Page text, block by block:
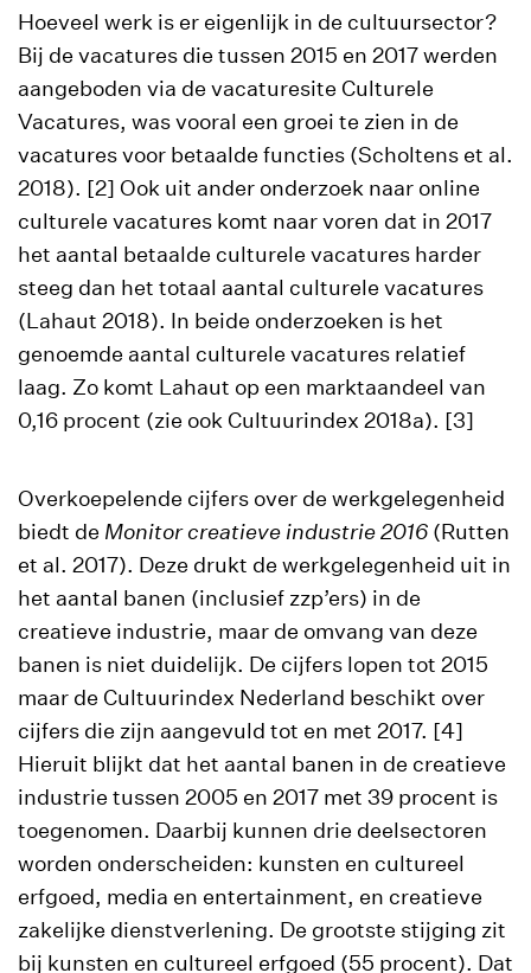
Hoeveel werk is er eigenlijk in de cultuursector?
Bij de vacatures die tussen 2015 en 2017 werden
aangeboden via de vacaturesite Culturele
Vacatures, was vooral een groei te zien in de
vacatures voor betaalde functies (Scholtens et al.
2018). [2] Ook uit ander onderzoek naar online
culturele vacatures komt naar voren dat in 2017
het aantal betaalde culturele vacatures harder
steeg dan het totaal aantal culturele vacatures
(Lahaut 2018). In beide onderzoeken is het
genoemde aantal culturele vacatures relatief
laag. Zo komt Lahaut op een marktaandeel van
0,16 procent (zie ook Cultuurindex 2018a). [3]
Overkoepelende cijfers over de werkgelegenheid
biedt de Monitor creatieve industrie 2016 (Rutten
et al. 2017). Deze drukt de werkgelegenheid uit in
het aantal banen (inclusief zzp’ers) in de
creatieve industrie, maar de omvang van deze
banen is niet duidelijk. De cijfers lopen tot 2015
maar de Cultuurindex Nederland beschikt over
cijfers die zijn aangevuld tot en met 2017. [4]
Hieruit blijkt dat het aantal banen in de creatieve
industrie tussen 2005 en 2017 met 39 procent is
toegenomen. Daarbij kunnen drie deelsectoren
worden onderscheiden: kunsten en cultureel
erfgoed, media en entertainment, en creatieve
zakelijke dienstverlening. De grootste stijging zit
bij kunsten en cultureel erfgoed (55 procent). Dat